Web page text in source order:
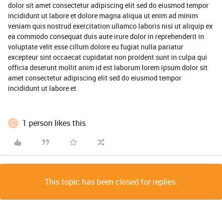
dolor sit amet consectetur adipiscing elit sed do eiusmod tempor
incididunt ut labore et dolore magna aliqua ut enim ad minim
veniam quis nostrud exercitation ullamco laboris nisi ut aliquip ex
ea commodo consequat duis aute irure dolor in reprehenderit in
voluptate velit esse cillum dolore eu fugiat nulla pariatur
excepteur sint occaecat cupidatat non proident sunt in culpa qui
officia deserunt mollit anim id est laborum lorem ipsum dolor sit
amet consectetur adipiscing elit sed do eiusmod tempor
incididunt ut labore et
C 1 person likes this
This topic has been closed for replies.